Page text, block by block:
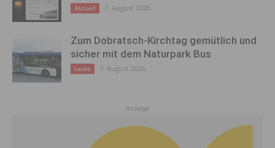
Aktuell 7. August 2026
Zum Dobratsch-Kirchtag gemütlich und
sicher mit dem Naturpark Bus
Leute 7. August 2026
Anzeige